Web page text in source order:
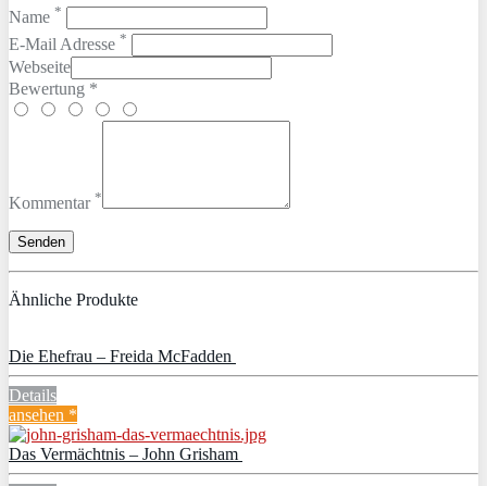
Name *
E-Mail Adresse *
Webseite
Bewertung *
Kommentar *
Ähnliche Produkte
Die Ehefrau – Freida McFadden
Details
ansehen *
Das Vermächtnis – John Grisham